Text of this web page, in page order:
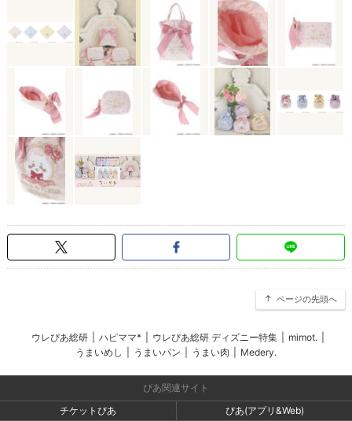
ページの先頭へ
ウレぴあ総研 ハピママ* ウレぴあ総研 ディズニー特集 mimot.
うまいめし
うまいパン うまい肉 Medery.
ぴあ関連サイト
チケットぴあ
ぴあ(アプリ&Web)